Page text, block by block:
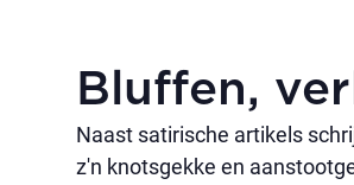
Bluffen,
Naast satirische artikels
z'n knotsgekke en